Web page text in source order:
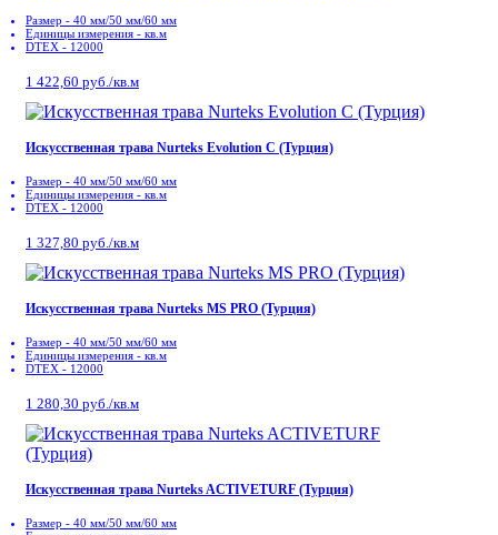
Размер - 40 мм/50 мм/60 мм
Единицы измерения - кв.м
DTEX - 12000
1 422,60 руб./кв.м
Искусственная трава Nurteks Evolution C (Турция)
Размер - 40 мм/50 мм/60 мм
Единицы измерения - кв.м
DTEX - 12000
1 327,80 руб./кв.м
Искусственная трава Nurteks MS PRO (Турция)
Размер - 40 мм/50 мм/60 мм
Единицы измерения - кв.м
DTEX - 12000
1 280,30 руб./кв.м
Искусственная трава Nurteks ACTIVETURF (Турция)
Размер - 40 мм/50 мм/60 мм